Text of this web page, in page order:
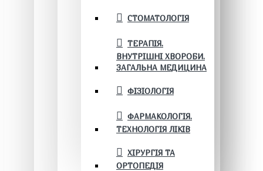
СТОМАТОЛОГІЯ
ТЕРАПІЯ.
ВНУТРІШНІ ХВОРОБИ.
ЗАГАЛЬНА МЕДИЦИНА
ФІЗІОЛОГІЯ
ФАРМАКОЛОГІЯ.
ТЕХНОЛОГІЯ ЛІКІВ
ХІРУРГІЯ ТА
ОРТОПЕДІЯ